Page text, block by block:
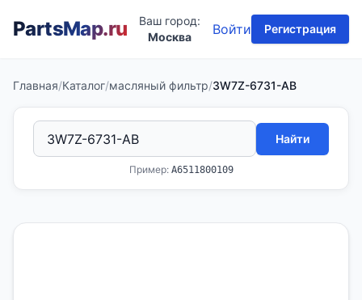
PartsMap.ru
Ваш город:
Москва
Войти Регистрация
Главная/Каталог/масляный фильтр/3W7Z-6731-AB
Найти
Пример: A6511800109